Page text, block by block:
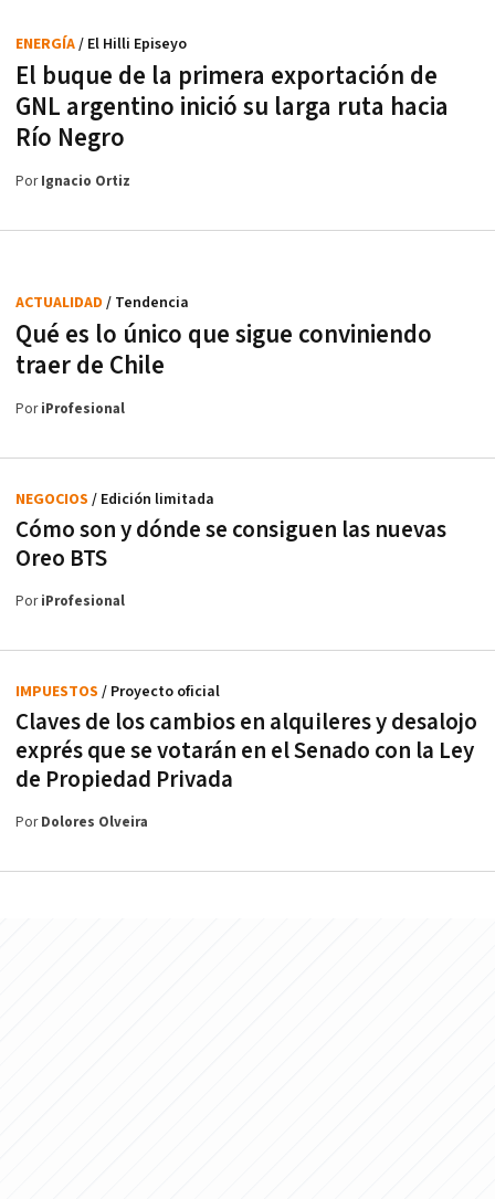
El buque de la primera exportación de
GNL argentino inició su larga ruta hacia
Río Negro
ENERGÍA/ El Hilli Episeyo
PorIgnacio Ortiz
Qué es lo único que sigue conviniendo
traer de Chile
ACTUALIDAD / Tendencia
PoriProfesional
Cómo son y dónde se consiguen las nuevas
Oreo BTS
NEGOCIOS / Edición limitada
PoriProfesional
Claves de los cambios en alquileres y desalojo
exprés que se votarán en el Senado con la Ley
de Propiedad Privada
IMPUESTOS / Proyecto oficial
PorDolores Olveira